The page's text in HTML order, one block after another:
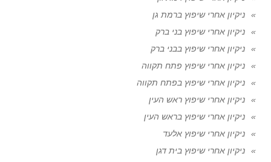
ניקיון אחרי שיפוץ ברמת גן
ניקיון אחרי שיפוץ בני ברק
ניקיון אחרי שיפוץ בבני ברק
ניקיון אחרי שיפוץ פתח תקווה
ניקיון אחרי שיפוץ בפתח תקווה
ניקיון אחרי שיפוץ ראש העין
ניקיון אחרי שיפוץ בראש העין
ניקיון אחרי שיפוץ אלעד
ניקיון אחרי שיפוץ בית דגן